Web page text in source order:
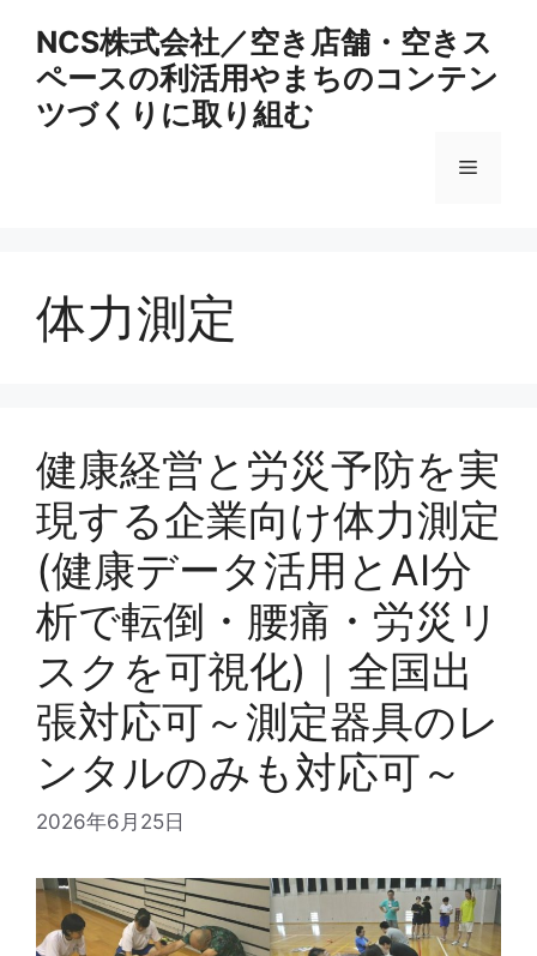
NCS株式会社／空き店舗・空きス
ペースの利活用やまちのコンテン
ツづくりに取り組む
メ
体力測定
健康経営と労災予防を実
現する企業向け体力測定
(健康データ活用とAI分
析で転倒・腰痛・労災リ
スクを可視化)｜全国出
張対応可～測定器具のレ
ンタルのみも対応可～
2026年6月25日